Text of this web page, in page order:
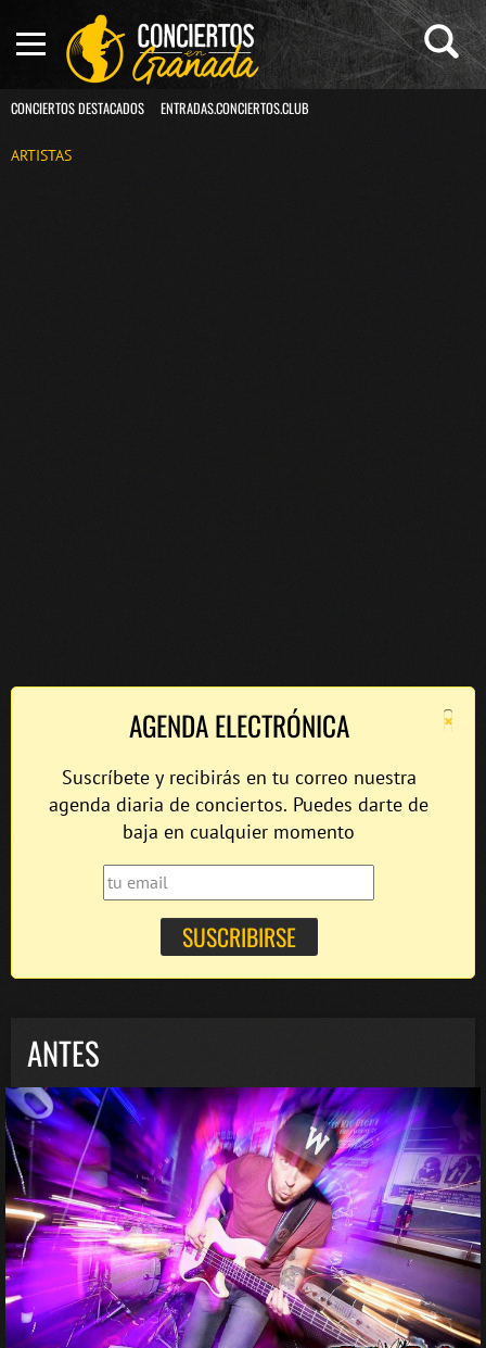
CONCIERTOS DESTACADOS ENTRADAS.CONCIERTOS.CLUB
ARTISTAS
×
AGENDA ELECTRÓNICA
Suscríbete y recibirás en tu correo nuestra
agenda diaria de conciertos. Puedes darte de
baja en cualquier momento
ANTES